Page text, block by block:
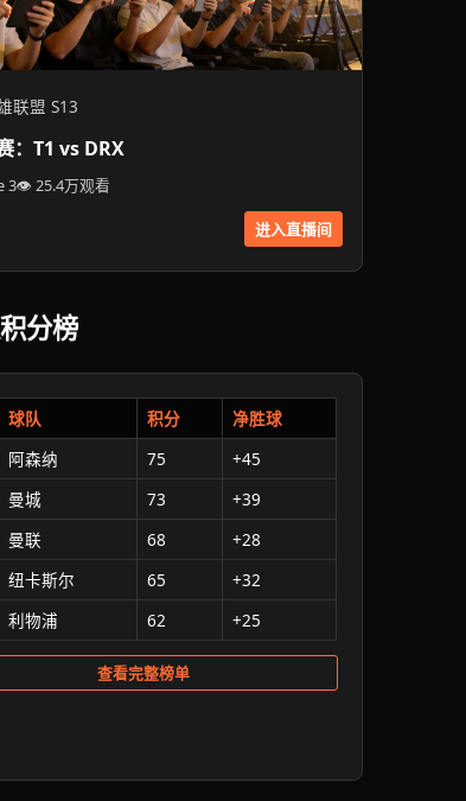
联盟 S13
：T1 vs DRX
3👁 25.4万观看
进入直播间
分榜
球队 积分
净胜球
阿森纳 75
+45
曼城 73
+39
曼联 68
+28
纽卡斯尔 65
+32
利物浦 62 +25
查看完整榜单